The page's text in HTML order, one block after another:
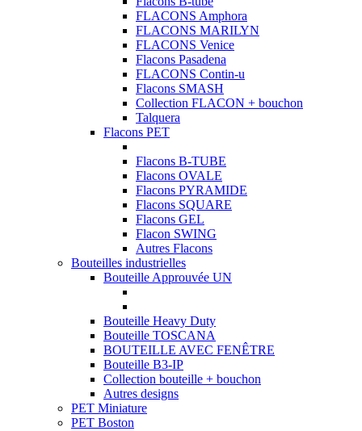
FLACONS Amphora
FLACONS MARILYN
FLACONS Venice
Flacons Pasadena
FLACONS Contin-u
Flacons SMASH
Collection FLACON + bouchon
Talquera
Flacons PET
Flacons B-TUBE
Flacons OVALE
Flacons PYRAMIDE
Flacons SQUARE
Flacons GEL
Flacon SWING
Autres Flacons
Bouteilles industrielles
Bouteille Approuvée UN
Bouteille Heavy Duty
Bouteille TOSCANA
BOUTEILLE AVEC FENÊTRE
Bouteille B3-IP
Collection bouteille + bouchon
Autres designs
PET Miniature
PET Boston